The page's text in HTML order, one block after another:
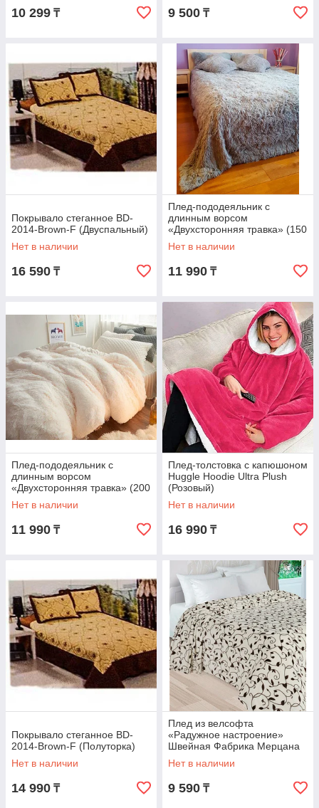
10 299 ₸ 9 500 ₸
Покрывало стеганное BD-
2014-Brown-F (Двуспальный)
Нет в наличии
16 590 ₸
Плед-пододеяльник с
длинным ворсом
«Двухсторонняя травка» (150
х 200 см / Светло-серый)
Нет в наличии
11 990 ₸
Плед-пододеяльник с
длинным ворсом
«Двухсторонняя травка» (200
х 230 см / Молочный)
Нет в наличии
11 990 ₸
Плед-толстовка с капюшоном
Huggle Hoodie Ultra Plush
(Розовый)
Нет в наличии
16 990 ₸
Покрывало стеганное BD-
2014-Brown-F (Полуторка)
Нет в наличии
14 990 ₸
Плед из велсофта
«Радужное настроение»
Швейная Фабрика Мерцана
(Евростандарт / Плетение
листьев)
Нет в наличии
9 590 ₸